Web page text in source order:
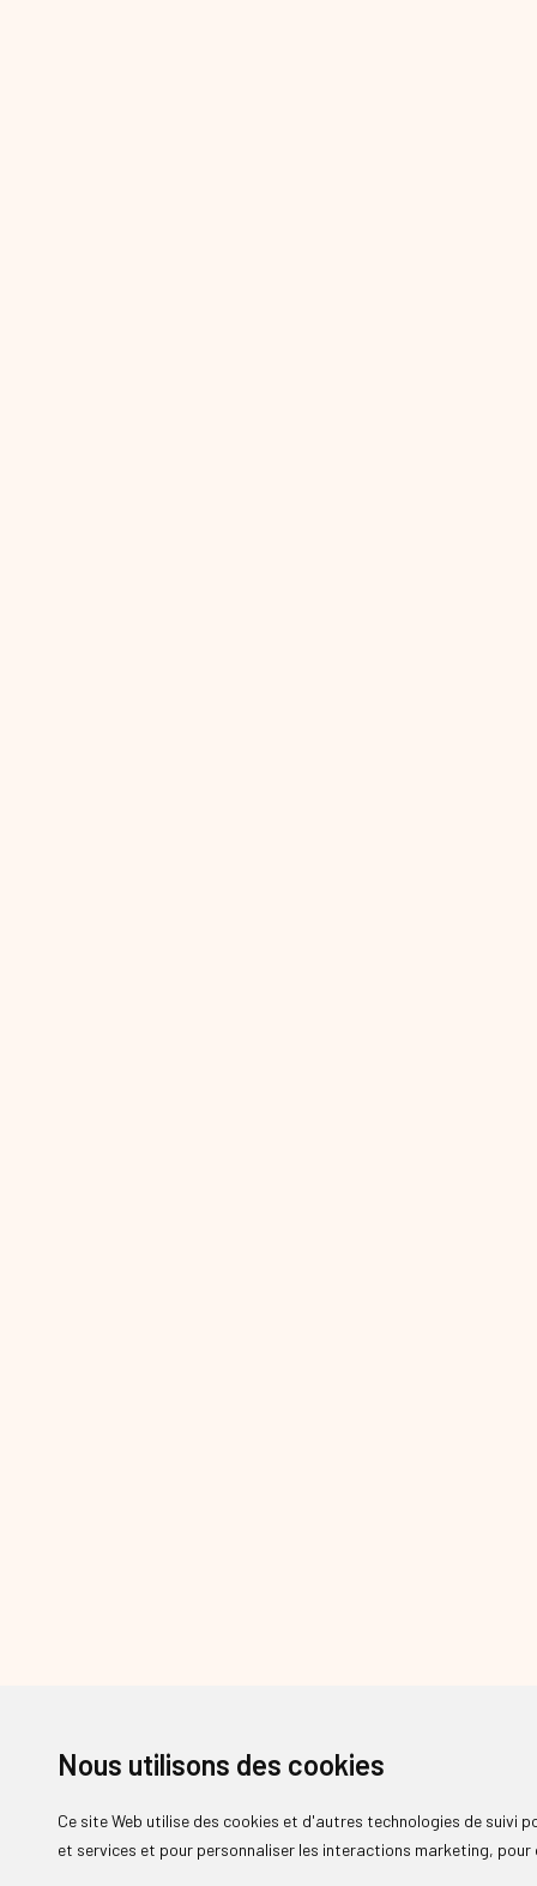
Nous utilisons des cookies
Ce site Web utilise des cookies et d'autres technologies de suivi
et services et pour personnaliser les interactions marketing, pour